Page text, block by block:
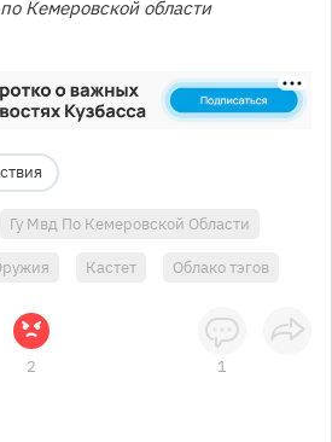
Кемеровской области
Гу Мвд По Кемеровской Области
Кастет Облако тэгов
2 1